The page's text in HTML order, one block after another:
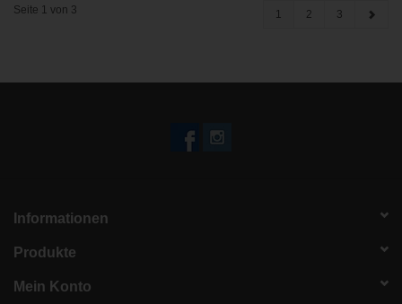
Seite 1 von 3 1 2 3
Informationen
Produkte
Mein Konto